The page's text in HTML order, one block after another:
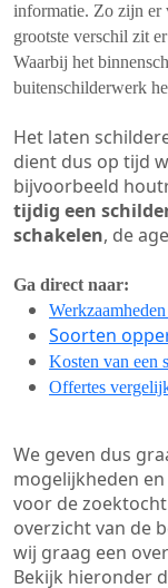
informatie. Zo zijn er
grootste verschil zit er
Waarbij het
buitenschilderwerk
Het laten
dient dus op tijd
bijvoorbeeld
tijdig een
schakelen, de
Ga direct naar:
Soorten
Kosten van een
Offertes
We geven dus
mogelijkheden en
voor de
overzicht van de
wij graag een
Bekijk hieronder